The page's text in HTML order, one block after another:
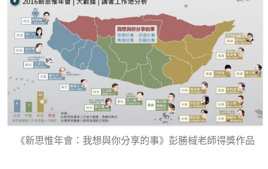
《新思惟年會：我想與你分享的事》彭勝棫老師得獎作品